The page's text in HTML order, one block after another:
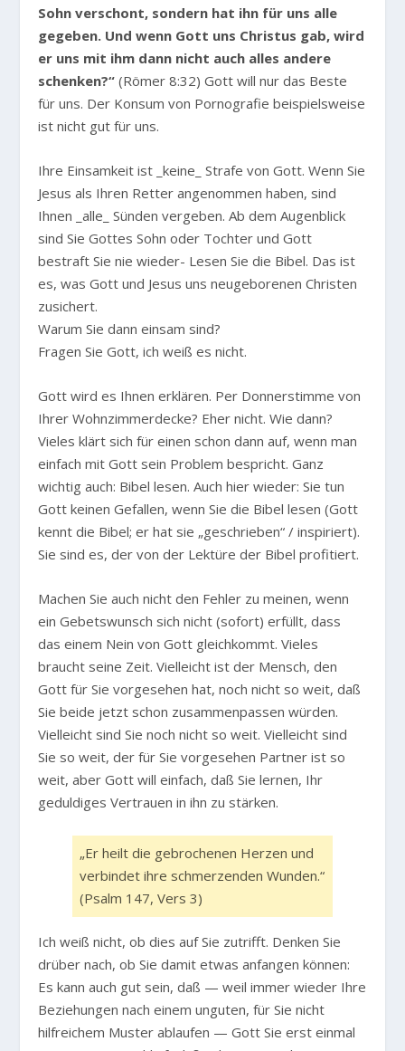
Sohn verschont, sondern hat ihn für uns alle
gegeben. Und wenn Gott uns Christus gab, wird
er uns mit ihm dann nicht auch alles andere
schenken?“ (Römer 8:32) Gott will nur das Beste
für uns. Der Konsum von Pornografie beispielsweise
ist nicht gut für uns.
Ihre Einsamkeit ist _keine_ Strafe von Gott. Wenn Sie
Jesus als Ihren Retter angenommen haben, sind
Ihnen _alle_ Sünden vergeben. Ab dem Augenblick
sind Sie Gottes Sohn oder Tochter und Gott
bestraft Sie nie wieder- Lesen Sie die Bibel. Das ist
es, was Gott und Jesus uns neugeborenen Christen
zusichert.
Warum Sie dann einsam sind?
Fragen Sie Gott, ich weiß es nicht.
Gott wird es Ihnen erklären. Per Donnerstimme von
Ihrer Wohnzimmerdecke? Eher nicht. Wie dann?
Vieles klärt sich für einen schon dann auf, wenn man
einfach mit Gott sein Problem bespricht. Ganz
wichtig auch: Bibel lesen. Auch hier wieder: Sie tun
Gott keinen Gefallen, wenn Sie die Bibel lesen (Gott
kennt die Bibel; er hat sie „geschrieben“ / inspiriert).
Sie sind es, der von der Lektüre der Bibel profitiert.
Machen Sie auch nicht den Fehler zu meinen, wenn
ein Gebetswunsch sich nicht (sofort) erfüllt, dass
das einem Nein von Gott gleichkommt. Vieles
braucht seine Zeit. Vielleicht ist der Mensch, den
Gott für Sie vorgesehen hat, noch nicht so weit, daß
Sie beide jetzt schon zusammenpassen würden.
Vielleicht sind Sie noch nicht so weit. Vielleicht sind
Sie so weit, der für Sie vorgesehen Partner ist so
weit, aber Gott will einfach, daß Sie lernen, Ihr
geduldiges Vertrauen in ihn zu stärken.
„Er heilt die gebrochenen Herzen und
verbindet ihre schmerzenden Wunden.“
(Psalm 147, Vers 3)
Ich weiß nicht, ob dies auf Sie zutrifft. Denken Sie
drüber nach, ob Sie damit etwas anfangen können:
Es kann auch gut sein, daß — weil immer wieder Ihre
Beziehungen nach einem unguten, für Sie nicht
hilfreichem Muster ablaufen — Gott Sie erst einmal